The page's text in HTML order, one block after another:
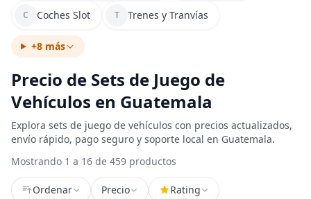
C Coches Slot T Trenes y Tranvías
+8 más
Precio de Sets de Juego de
Vehículos en Guatemala
Explora sets de juego de vehículos con precios actualizados,
envío rápido, pago seguro y soporte local en Guatemala.
Mostrando 1 a 16 de 459 productos
Ordenar Precio
Rating